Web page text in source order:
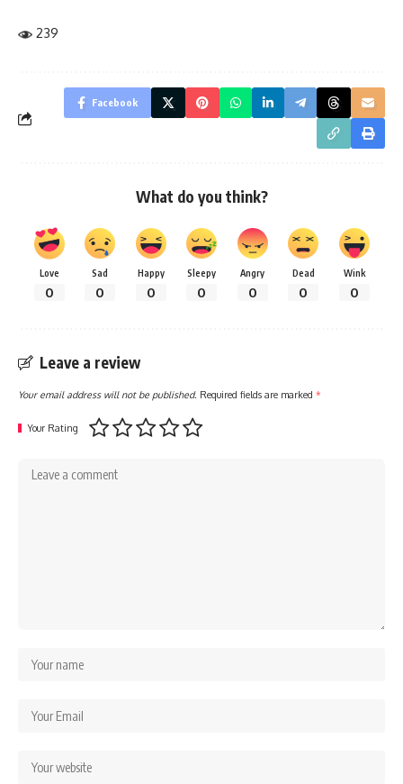
239
Facebook
What do you think?
Love
0
Sad
0
Happy
0
Sleepy
0
Angry
0
Dead
0
Wink
0
Leave a review
Your email address will not be published. Required fields are marked *
Your Rating